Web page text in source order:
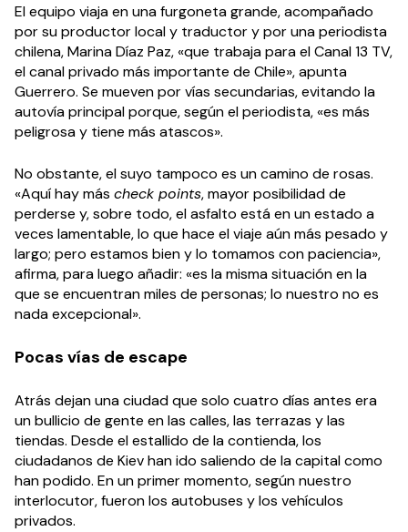
El equipo viaja en una furgoneta grande, acompañado
por su productor local y traductor y por una periodista
chilena, Marina Díaz Paz, «que trabaja para el Canal 13 TV,
el canal privado más importante de Chile», apunta
Guerrero. Se mueven por vías secundarias, evitando la
autovía principal porque, según el periodista, «es más
peligrosa y tiene más atascos».
No obstante, el suyo tampoco es un camino de rosas.
«Aquí hay más check points, mayor posibilidad de
perderse y, sobre todo, el asfalto está en un estado a
veces lamentable, lo que hace el viaje aún más pesado y
largo; pero estamos bien y lo tomamos con paciencia»,
afirma, para luego añadir: «es la misma situación en la
que se encuentran miles de personas; lo nuestro no es
nada excepcional».
Pocas vías de escape
Atrás dejan una ciudad que solo cuatro días antes era
un bullicio de gente en las calles, las terrazas y las
tiendas. Desde el estallido de la contienda, los
ciudadanos de Kiev han ido saliendo de la capital como
han podido. En un primer momento, según nuestro
interlocutor, fueron los autobuses y los vehículos
privados.